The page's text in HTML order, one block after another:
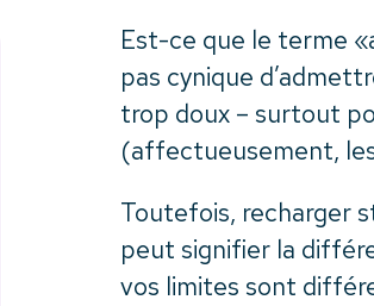
Est-ce que le terme
pas cynique
trop doux – surtout
(affectueusement,
Toutefois, recharger
peut signifier la
vos limites sont